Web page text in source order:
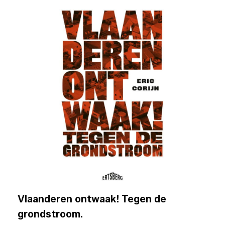
Vlaanderen ontwaak! Tegen de
grondstroom.